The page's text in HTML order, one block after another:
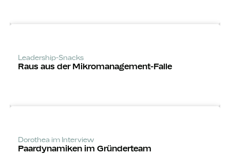
Leadership-Snacks
Raus aus der Mikro­manage­ment-Falle
Dorothea im Interview
Paardynamiken im Gründerteam